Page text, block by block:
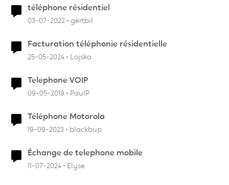
téléphone résidentiel
03-07-2022 gertbil
Facturation téléphonie résidentielle
25-05-2024 Lojska
Telephone VOIP
09-05-2019 PaulP
Téléphone Motorola
19-09-2023 blackbup
Échange de telephone mobile
11-07-2024 Elyse